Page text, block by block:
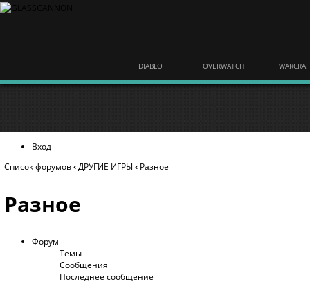
DIABLO OVERWATCH
Вход
Список форумов‹ДРУГИЕ ИГРЫ ‹ Разное
Разное
Форум
Темы
Сообщения
Последнее сообщение